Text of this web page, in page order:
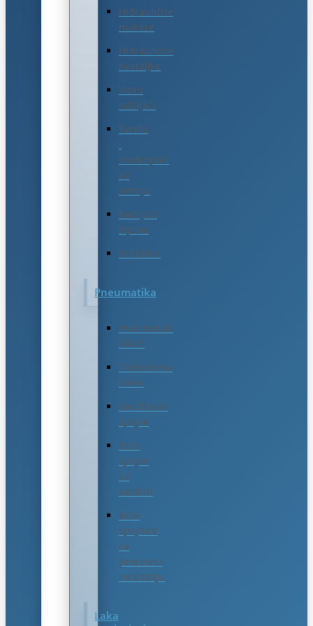
Hidraulične
makaze
Hidraulične
hvataljke
Vibro
nabijači
Svrdla
i
rovokopači
za
zemlju
Nabijači
šipova
Drobilice
Pneumatika
Pneumatski
čekići
Tankozidna
creva
Kandžaste
spojke
Brze
spojke
za
vazduh
Brze
spojnice
za
procesnu
industriju
Laka